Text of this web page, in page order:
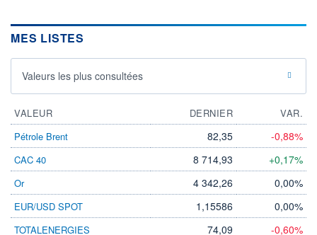
MES LISTES
Valeurs les plus consultées
VALEUR DERNIER
VAR.
Pétrole Brent
82,35 -0,88%
CAC 40 8 714,93 +0,17%
Or 4 342,26 0,00%
EUR/USD SPOT 1,15586 0,00%
TOTALENERGIES 74,09 -0,60%